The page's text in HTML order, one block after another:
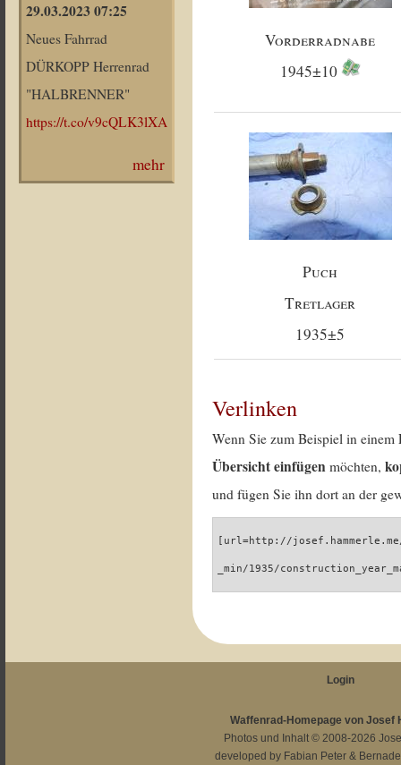
29.03.2023 07:25
Neues Fahrrad
DÜRKOPP Herrenrad
"HALBRENNER"
https://t.co/v9cQLK3lXA
mehr
Vorderradnabe
1945±10
Puch
Tretlager
1935±5
Verlinken
Wenn Sie zum Beispiel in
Übersicht einfügen möchten,
und fügen Sie ihn dort an der
[url=http://
_min/1935/
Login
Waffenrad-Homepage von Josef
Photos und Inhalt © 2008-2026
developed by Fabian Peter &